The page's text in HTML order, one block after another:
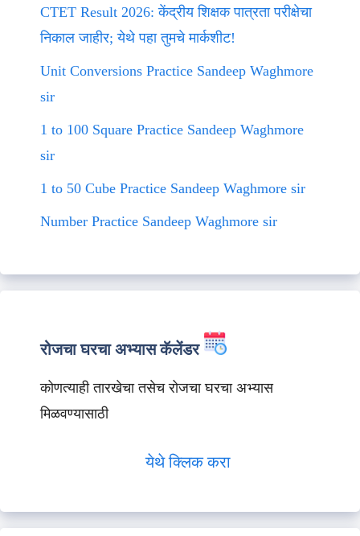
CTET Result 2026: केंद्रीय शिक्षक पात्रता परीक्षेचा
निकाल जाहीर; येथे पहा तुमचे मार्कशीट!
Unit Conversions Practice Sandeep Waghmore
sir
1 to 100 Square Practice Sandeep Waghmore
sir
1 to 50 Cube Practice Sandeep Waghmore sir
Number Practice Sandeep Waghmore sir
रोजचा घरचा अभ्यास कॅलेंडर
कोणत्याही तारखेचा तसेच रोजचा घरचा अभ्यास
मिळवण्यासाठी
येथे क्लिक करा